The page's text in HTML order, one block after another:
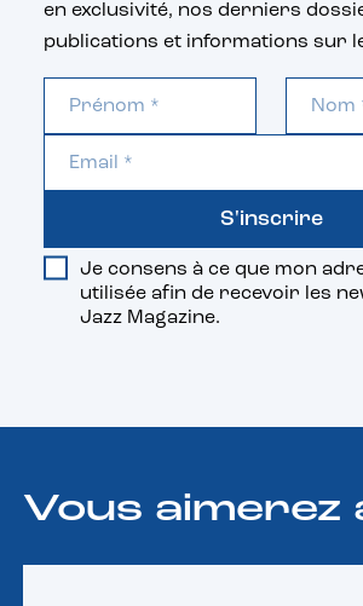
en exclusivité, nos derniers
publications et informations sur
Je consens à ce que mon
utilisée afin de recevoir les
Jazz Magazine.
S'inscrire
Vous aimerez